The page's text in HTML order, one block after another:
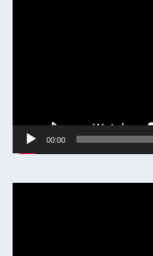
ー
00:00